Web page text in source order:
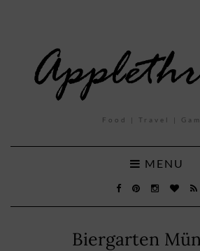
Food | Travel |
MENU
Biergarten